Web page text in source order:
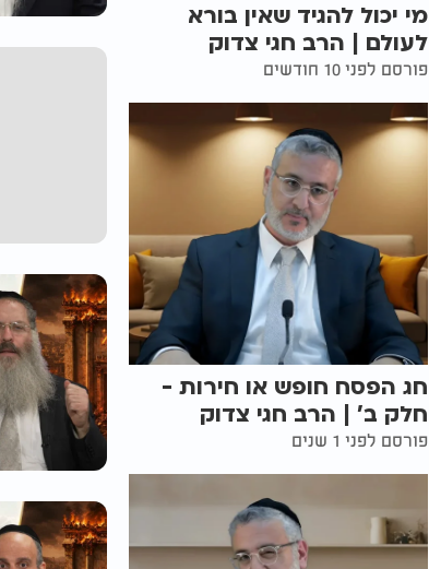
מי יכול להגיד שאין בורא
לעולם | הרב חגי צדוק
פורסם לפני 10 חודשים
חג הפסח חופש או חירות -
חלק ב' | הרב חגי צדוק
פורסם לפני 1 שנים